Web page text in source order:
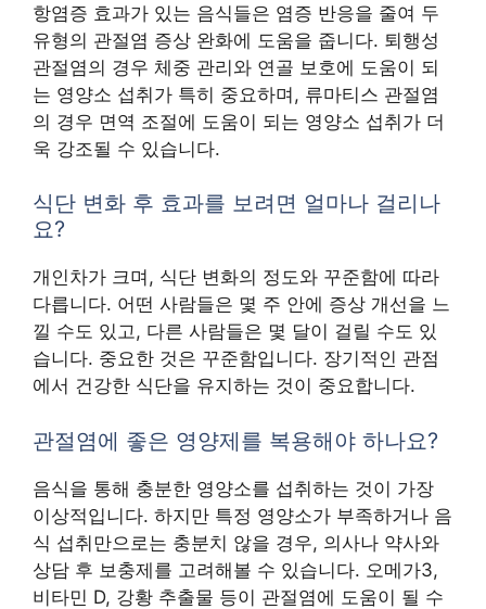
항염증 효과가 있는 음식들은 염증 반응을 줄여 두
유형의 관절염 증상 완화에 도움을 줍니다. 퇴행성
관절염의 경우 체중 관리와 연골 보호에 도움이 되
는 영양소 섭취가 특히 중요하며, 류마티스 관절염
의 경우 면역 조절에 도움이 되는 영양소 섭취가 더
욱 강조될 수 있습니다.
식단 변화 후 효과를 보려면 얼마나 걸리나
요?
개인차가 크며, 식단 변화의 정도와 꾸준함에 따라
다릅니다. 어떤 사람들은 몇 주 안에 증상 개선을 느
낄 수도 있고, 다른 사람들은 몇 달이 걸릴 수도 있
습니다. 중요한 것은 꾸준함입니다. 장기적인 관점
에서 건강한 식단을 유지하는 것이 중요합니다.
관절염에 좋은 영양제를 복용해야 하나요?
음식을 통해 충분한 영양소를 섭취하는 것이 가장
이상적입니다. 하지만 특정 영양소가 부족하거나 음
식 섭취만으로는 충분치 않을 경우, 의사나 약사와
상담 후 보충제를 고려해볼 수 있습니다. 오메가3,
비타민 D, 강황 추출물 등이 관절염에 도움이 될 수